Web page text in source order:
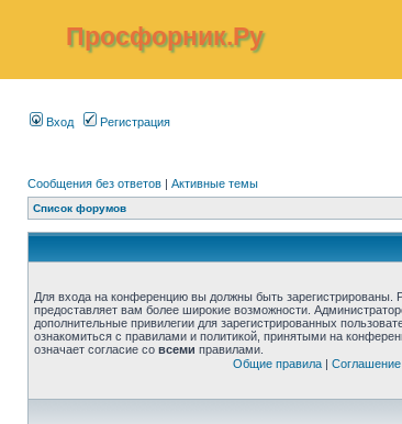
Просфорник.Ру
Вход Регистрация
Сообщения без ответов | Активные темы
Список форумов
Для входа на конференцию вы должны быть зарегистрированы.
предоставляет вам более широкие возможности.
дополнительные привилегии для зарегистрированных
ознакомиться с правилами и политикой, принятыми на
означает согласие со всеми правилами.
Общие правила|